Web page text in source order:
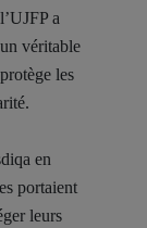
a
véritable
les
en
portaient
leurs